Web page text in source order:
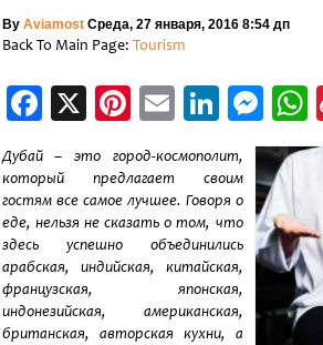
By AviamostСреда, 27 января, 2016 8:54 дп
Back To Main Page: Tourism
Facebook
X Pinterest
Email
Дубай – это город-космополит,
который предлагает своим
гостям все самое лучшее. Говоря о
еде, нельзя не сказать о том, что
здесь успешно объединились
арабская, индийская, китайская,
французская, японская,
индонезийская, американская,
британская, авторская кухни, а